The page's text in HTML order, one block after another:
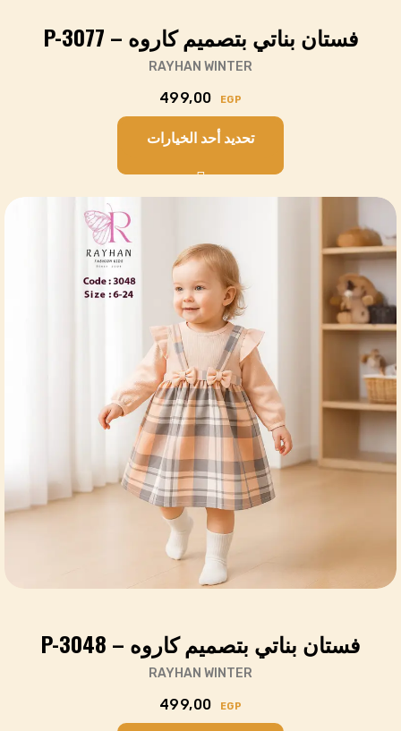
فستان بناتي بتصميم كاروه – P-3077
RAYHAN WINTER
499,00 EGP
تحديد أحد الخيارات
فستان بناتي بتصميم كاروه – P-3048
RAYHAN WINTER
499,00 EGP